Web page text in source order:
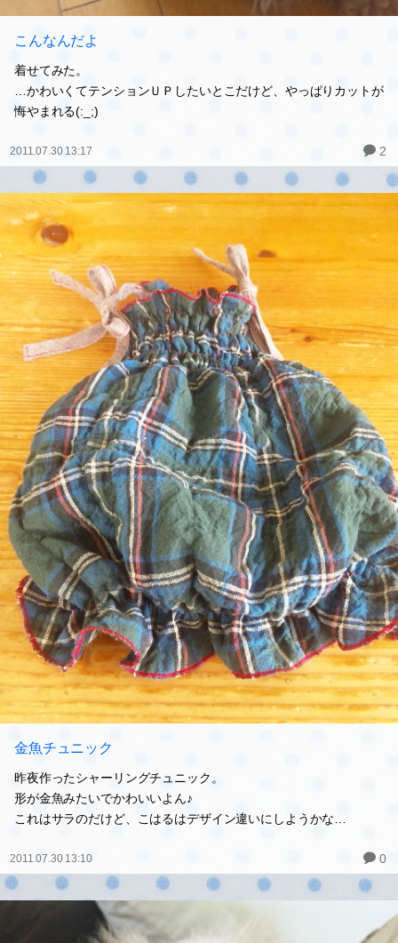
こんなんだよ
着せてみた。
…かわいくてテンションＵＰしたいとこだけど、やっぱりカットが
悔やまれる(:_;)
2011.07.30 13:17 2
金魚チュニック
昨夜作ったシャーリングチュニック。
形が金魚みたいでかわいいよん♪
これはサラのだけど、こはるはデザイン違いにしようかな…
2011.07.30 13:10 0